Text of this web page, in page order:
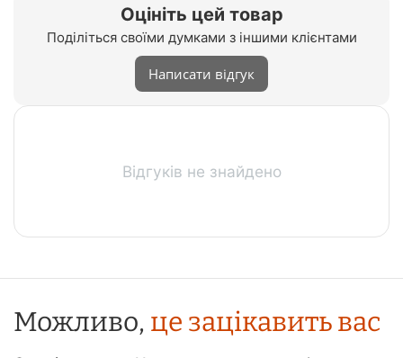
Оцініть цей товар
Поділіться своїми думками з іншими клієнтами
Написати відгук
Відгуків не знайдено
Можливо, це зацікавить вас